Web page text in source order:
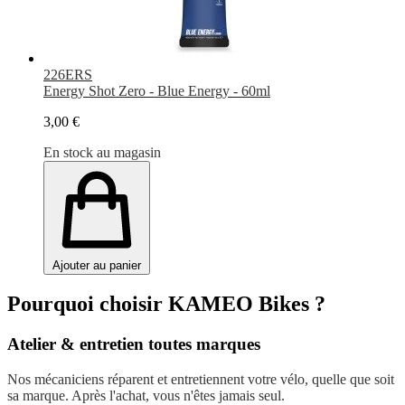
226ERS
Energy Shot Zero - Blue Energy - 60ml
3,00 €
En stock au magasin
Ajouter au panier
Pourquoi choisir KAMEO Bikes ?
Atelier & entretien toutes marques
Nos mécaniciens réparent et entretiennent votre vélo, quelle que soit
sa marque. Après l'achat, vous n'êtes jamais seul.